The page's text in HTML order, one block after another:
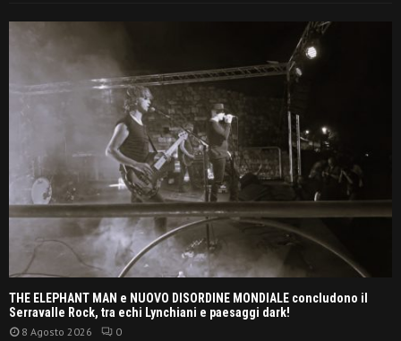
THE ELEPHANT MAN e NUOVO DISORDINE MONDIALE concludono il
Serravalle Rock, tra echi Lynchiani e paesaggi dark!
8 Agosto 2026 0